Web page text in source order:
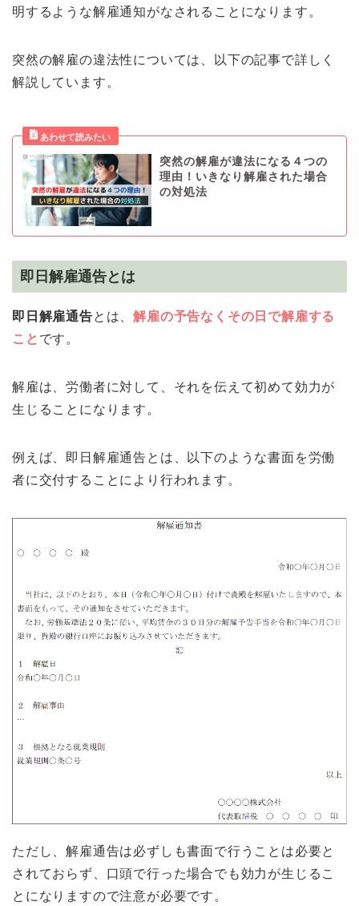
明するような解雇通知がなされることになります。
突然の解雇の違法性については、以下の記事で詳しく
解説しています。
突然の解雇が違法になる４つの
理由！いきなり解雇された場合
の対処法
即日解雇通告とは
即日解雇通告とは、解雇の予告なくその日で解雇する
こと です。
解雇は、労働者に対して、それを伝えて初めて効力が
生じることになります。
例えば、即日解雇通告とは、以下のような書面を労働
者に交付することにより行われます。
ただし、解雇通告は必ずしも書面で行うことは必要と
されておらず、口頭で行った場合でも効力が生じるこ
とになりますので注意が必要です。